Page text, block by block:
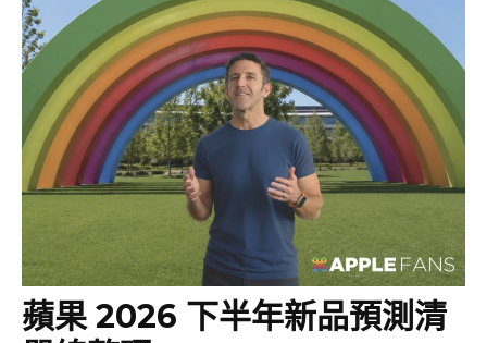
蘋果 2026 下半年新品預測清